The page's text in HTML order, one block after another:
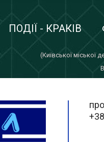
ПОДІЇ - КРАКІВ
(Київської міської